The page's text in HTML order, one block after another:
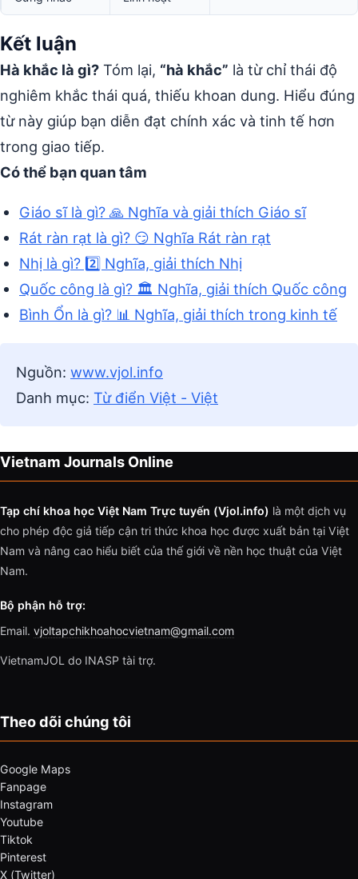
Kết luận
Hà khắc là gì? Tóm lại, “hà khắc” là từ chỉ thái độ
nghiêm khắc thái quá, thiếu khoan dung. Hiểu đúng
từ này giúp bạn diễn đạt chính xác và tinh tế hơn
trong giao tiếp.
Có thể bạn quan tâm
Giáo sĩ là gì? 🙏 Nghĩa và giải thích Giáo sĩ
Rát ràn rạt là gì? 😏 Nghĩa Rát ràn rạt
Nhị là gì? 2️⃣ Nghĩa, giải thích Nhị
Quốc công là gì? 🏛️ Nghĩa, giải thích Quốc công
Bình Ổn là gì? 📊 Nghĩa, giải thích trong kinh tế
Nguồn: www.vjol.info
Danh mục: Từ điển Việt - Việt
Vietnam Journals Online
Tạp chí khoa học Việt Nam Trực tuyến (Vjol.info) là một dịch vụ
cho phép độc giả tiếp cận tri thức khoa học được xuất bản tại Việt
Nam và nâng cao hiểu biết của thế giới về nền học thuật của Việt
Nam.
Bộ phận hỗ trợ:
Email. vjoltapchikhoahocvietnam@gmail.com
VietnamJOL do INASP tài trợ.
Theo dõi chúng tôi
Google Maps
Fanpage
Instagram
Youtube
Tiktok
Pinterest
X (Twitter)